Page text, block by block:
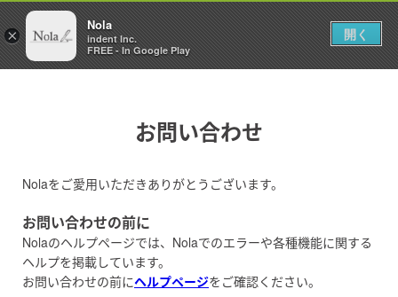
×
Nola
indent Inc.
FREE - In Google Play
開く
お問い合わせ
Nolaをご愛用いただきありがとうございます。
お問い合わせの前に
Nolaのヘルプページでは、Nolaでのエラーや各種機能に関する
ヘルプを掲載しています。
お問い合わせの前にヘルプページをご確認ください。